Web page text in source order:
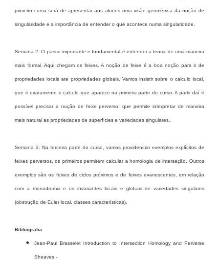
primeiro curso será de apresentar aos alunos uma visão geométrica da noção de
singularidade e a importância de entender o que acontece numa singularidade.
Semana 2: O passo importante e fundamental é entender a teoria de uma maneira
mais formal. Aqui chegam os feixes. A noção de feixe é a boa noção para ir de
propriedades locais ate propriedades globais. Vamos insistir sobre o calculo local,
que é exatamente o calculo que aparece na primeira parte do curso. A partir daí é
possível precisar a noção de feixe perverso, que permite interpretar de maneira
mais natural as propriedades de superfícies e variedades singulares.
Semana 3: Na terceira parte do curso, vamos providenciar exemplos explícitos de
feixes perversos, os primeiros permitem calcular a homologia de interseção. Outros
exemplos são os feixes de ciclos próximos e de feixes evanescentes, em relação
com a monodromia e os invariantes locais e globais de variedades singulares
(obstrução de Euler local, classes características).
Bibliografia
Jean-Paul Brasselet Introduction to Intersection Homology and Perverse
Sheaves -